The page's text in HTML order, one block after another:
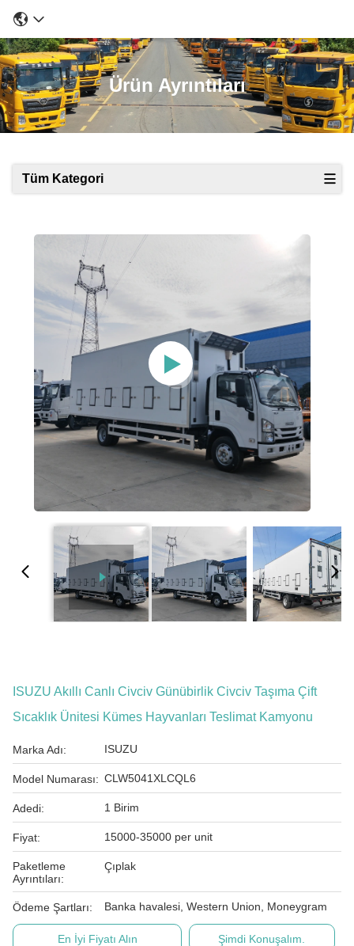
Ürün Ayrıntıları
Tüm Kategori
ISUZU Akıllı Canlı Civciv Günübirlik Civciv Taşıma Çift
Sıcaklık Ünitesi Kümes Hayvanları Teslimat Kamyonu
Marka Adı: ISUZU
Model Numarası: CLW5041XLCQL6
Adedi: 1 Birim
Fiyat: 15000-35000 per unit
Paketleme
Ayrıntıları:
Çıplak
Ödeme Şartları: Banka havalesi, Western Union, Moneygram
En İyi Fiyatı Alın Şimdi Konuşalım.